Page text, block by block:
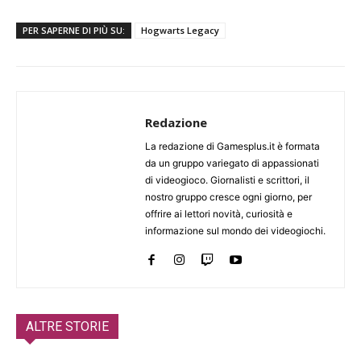
PER SAPERNE DI PIÙ SU: Hogwarts Legacy
Redazione
La redazione di Gamesplus.it è formata
da un gruppo variegato di appassionati
di videogioco. Giornalisti e scrittori, il
nostro gruppo cresce ogni giorno, per
offrire ai lettori novità, curiosità e
informazione sul mondo dei videogiochi.
ALTRE STORIE